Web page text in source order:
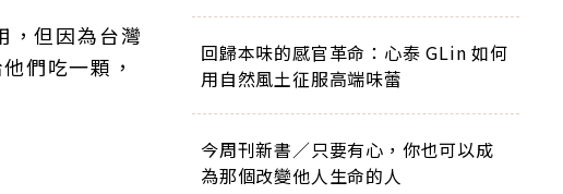
，但因為台灣
們吃一顆，
回歸本味的感官革命：心泰 GLin 如何
用自然風土征服高端味蕾
今周刊新書／只要有心，你也可以成
為那個改變他人生命的人